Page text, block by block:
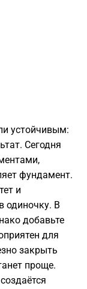
устойчивым:
Сегодня
фундамент.
и
одиночку. В
добавьте
для
закрыть
проще.